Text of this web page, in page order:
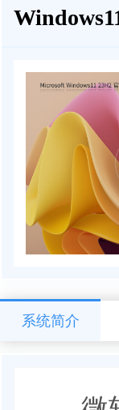
系统简介